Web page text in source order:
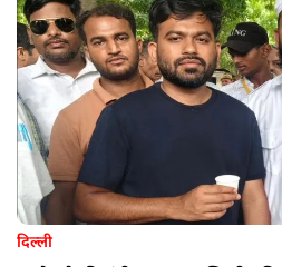
दिल्ली